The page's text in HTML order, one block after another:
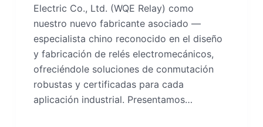
Electric Co., Ltd. (WQE Relay) como
nuestro nuevo fabricante asociado —
especialista chino reconocido en el diseño
y fabricación de relés electromecánicos,
ofreciéndole soluciones de conmutación
robustas y certificadas para cada
aplicación industrial. Presentamos…